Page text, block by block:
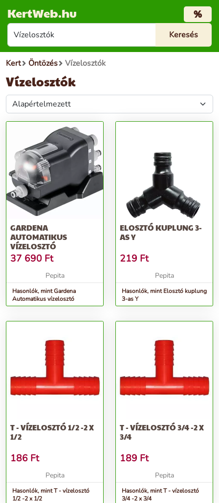
KertWeb.hu %
Kert Öntözés Vízelosztók
Vízelosztók
GARDENA
AUTOMATIKUS
VÍZELOSZTÓ
37 690 Ft
Pepita
Hasonlók, mint Gardena
Automatikus vízelosztó
ELOSZTÓ KUPLUNG 3-
AS Y
219 Ft
Pepita
Hasonlók, mint Elosztó kuplung
3-as Y
T - VÍZELOSZTÓ 1/2 -2 X
1/2
186 Ft
Pepita
Hasonlók, mint T - vízelosztó
1/2 -2 x 1/2
T - VÍZELOSZTÓ 3/4 -2 X
3/4
189 Ft
Pepita
Hasonlók, mint T - vízelosztó
3/4 -2 x 3/4